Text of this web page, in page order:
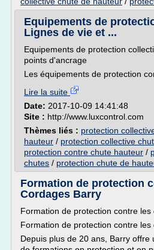
Equipements de
Lignes de vie et ...
Equipements de protection
points d'ancrage
Les équipements de protection
Lire la suite
Date: 2017-10-09 14:41:48
Site : http://www.luxcontrol.com
Thèmes liés : protection
hauteur / protection collective
protection contre chute hauteur /
chutes / protection chute de
Formation de protection
Cordages Barry
Formation de protection contre les
Formation de protection contre les
Depuis plus de 20 ans, Barry offre